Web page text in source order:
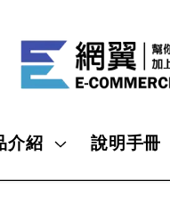
介紹 說明手冊